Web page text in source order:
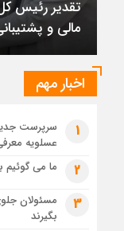
1 ماه قبل
تقدیر رئیس کل
پشتیبانی
1 ماه قبل
دادستان بوشهر:
1 ماه قبل
زابل و بندر
زیر آتش تابستان
رئیس کل دادگستری
و پشتیبانی عمرانی
اخبار مهم
1
سرپرست
عسلویه
2 ما می گوئیم
3
مسئولان
بگیرند